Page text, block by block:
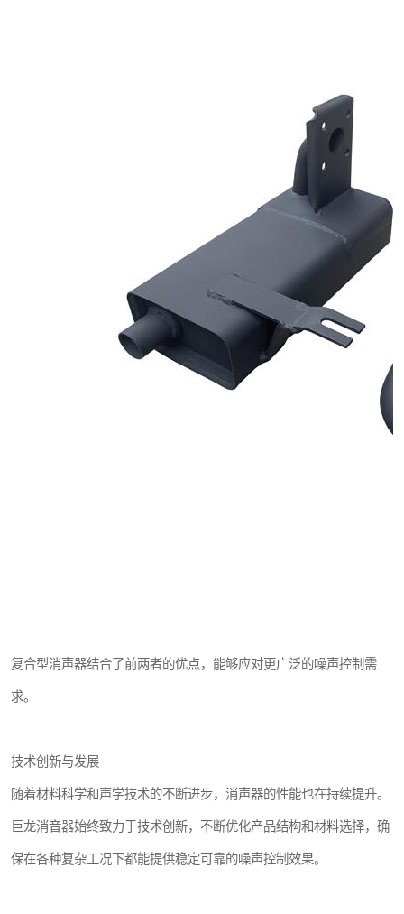
复合型消声器结合了前两者的优点，能够应对更广泛的噪声控制需
求。
技术创新与发展
随着材料科学和声学技术的不断进步，消声器的性能也在持续提升。
巨龙消音器始终致力于技术创新，不断优化产品结构和材料选择，确
保在各种复杂工况下都能提供稳定可靠的噪声控制效果。